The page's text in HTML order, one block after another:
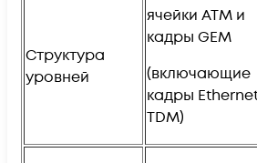
Структура
уровней
ячейки ATM и
кадры GEM
(включающие
кадры
TDM)